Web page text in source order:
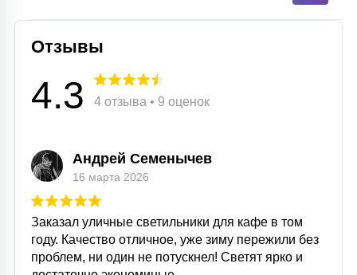
Отзывы
4.3 4 отзыва • 9 оценок
Андрей Семенычев
16 марта 2026
Заказал уличные светильники для кафе в том
году. Качество отличное, уже зиму пережили без
проблем, ни один не потускнел! Светят ярко и